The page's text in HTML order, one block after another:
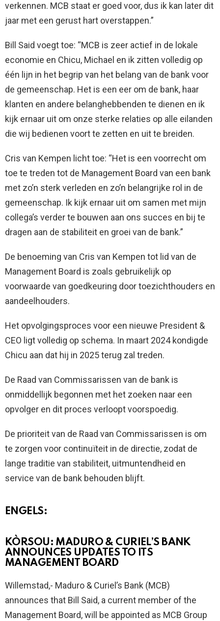
verkennen. MCB staat er goed voor, dus ik kan later dit
jaar met een gerust hart overstappen.”
Bill Said voegt toe: “MCB is zeer actief in de lokale
economie en Chicu, Michael en ik zitten volledig op
één lijn in het begrip van het belang van de bank voor
de gemeenschap. Het is een eer om de bank, haar
klanten en andere belanghebbenden te dienen en ik
kijk ernaar uit om onze sterke relaties op alle eilanden
die wij bedienen voort te zetten en uit te breiden.
Cris van Kempen licht toe: “Het is een voorrecht om
toe te treden tot de Management Board van een bank
met zo’n sterk verleden en zo’n belangrijke rol in de
gemeenschap. Ik kijk ernaar uit om samen met mijn
collega’s verder te bouwen aan ons succes en bij te
dragen aan de stabiliteit en groei van de bank.”
De benoeming van Cris van Kempen tot lid van de
Management Board is zoals gebruikelijk op
voorwaarde van goedkeuring door toezichthouders en
aandeelhouders.
Het opvolgingsproces voor een nieuwe President &
CEO ligt volledig op schema. In maart 2024 kondigde
Chicu aan dat hij in 2025 terug zal treden.
De Raad van Commissarissen van de bank is
onmiddellijk begonnen met het zoeken naar een
opvolger en dit proces verloopt voorspoedig.
De prioriteit van de Raad van Commissarissen is om
te zorgen voor continuïteit in de directie, zodat de
lange traditie van stabiliteit, uitmuntendheid en
service van de bank behouden blijft.
ENGELS:
KÒRSOU: MADURO & CURIEL’S BANK
ANNOUNCES UPDATES TO ITS
MANAGEMENT BOARD
Willemstad,- Maduro & Curiel’s Bank (MCB)
announces that Bill Said, a current member of the
Management Board, will be appointed as MCB Group